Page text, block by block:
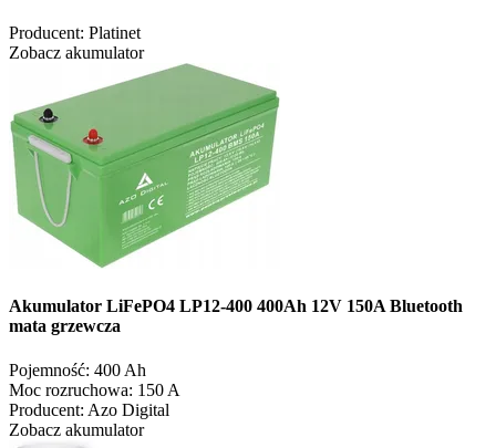
Producent: Platinet
Zobacz akumulator
Akumulator LiFePO4 LP12-400 400Ah 12V 150A Bluetooth
mata grzewcza
Pojemność: 400 Ah
Moc rozruchowa: 150 A
Producent: Azo Digital
Zobacz akumulator